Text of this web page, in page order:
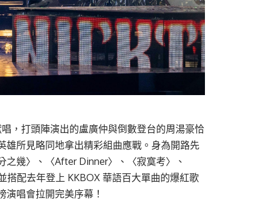
，打頭陣演出的盧廣仲與倒數登台的周湯豪恰
雄所見略同地拿出精彩組曲應戰。身為開路先
幾〉、〈After Dinner〉、〈寂寞考〉、
搭配去年登上 KKBOX 華語百大單曲的爆紅歌
唱會拉開完美序幕！